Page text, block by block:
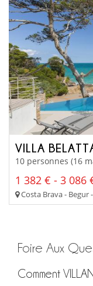
VILLA
10 personnes (16
1 382 € - 3 086
Costa Brava - Begur
Foire Aux
Comment